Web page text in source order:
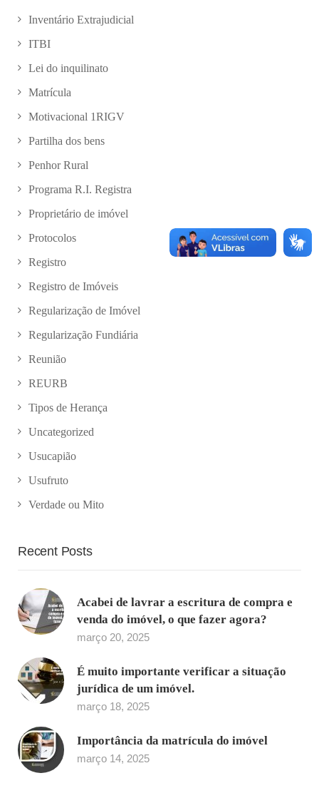
Inventário Extrajudicial
ITBI
Lei do inquilinato
Matrícula
Motivacional 1RIGV
Partilha dos bens
Penhor Rural
Programa R.I. Registra
Proprietário de imóvel
Protocolos
Registro
Registro de Imóveis
Regularização de Imóvel
Regularização Fundiária
Reunião
REURB
Tipos de Herança
Uncategorized
Usucapião
Usufruto
Verdade ou Mito
Recent Posts
Acabei de lavrar a escritura de compra e
venda do imóvel, o que fazer agora?
março 20, 2025
É muito importante verificar a situação
jurídica de um imóvel.
março 18, 2025
Importância da matrícula do imóvel
março 14, 2025